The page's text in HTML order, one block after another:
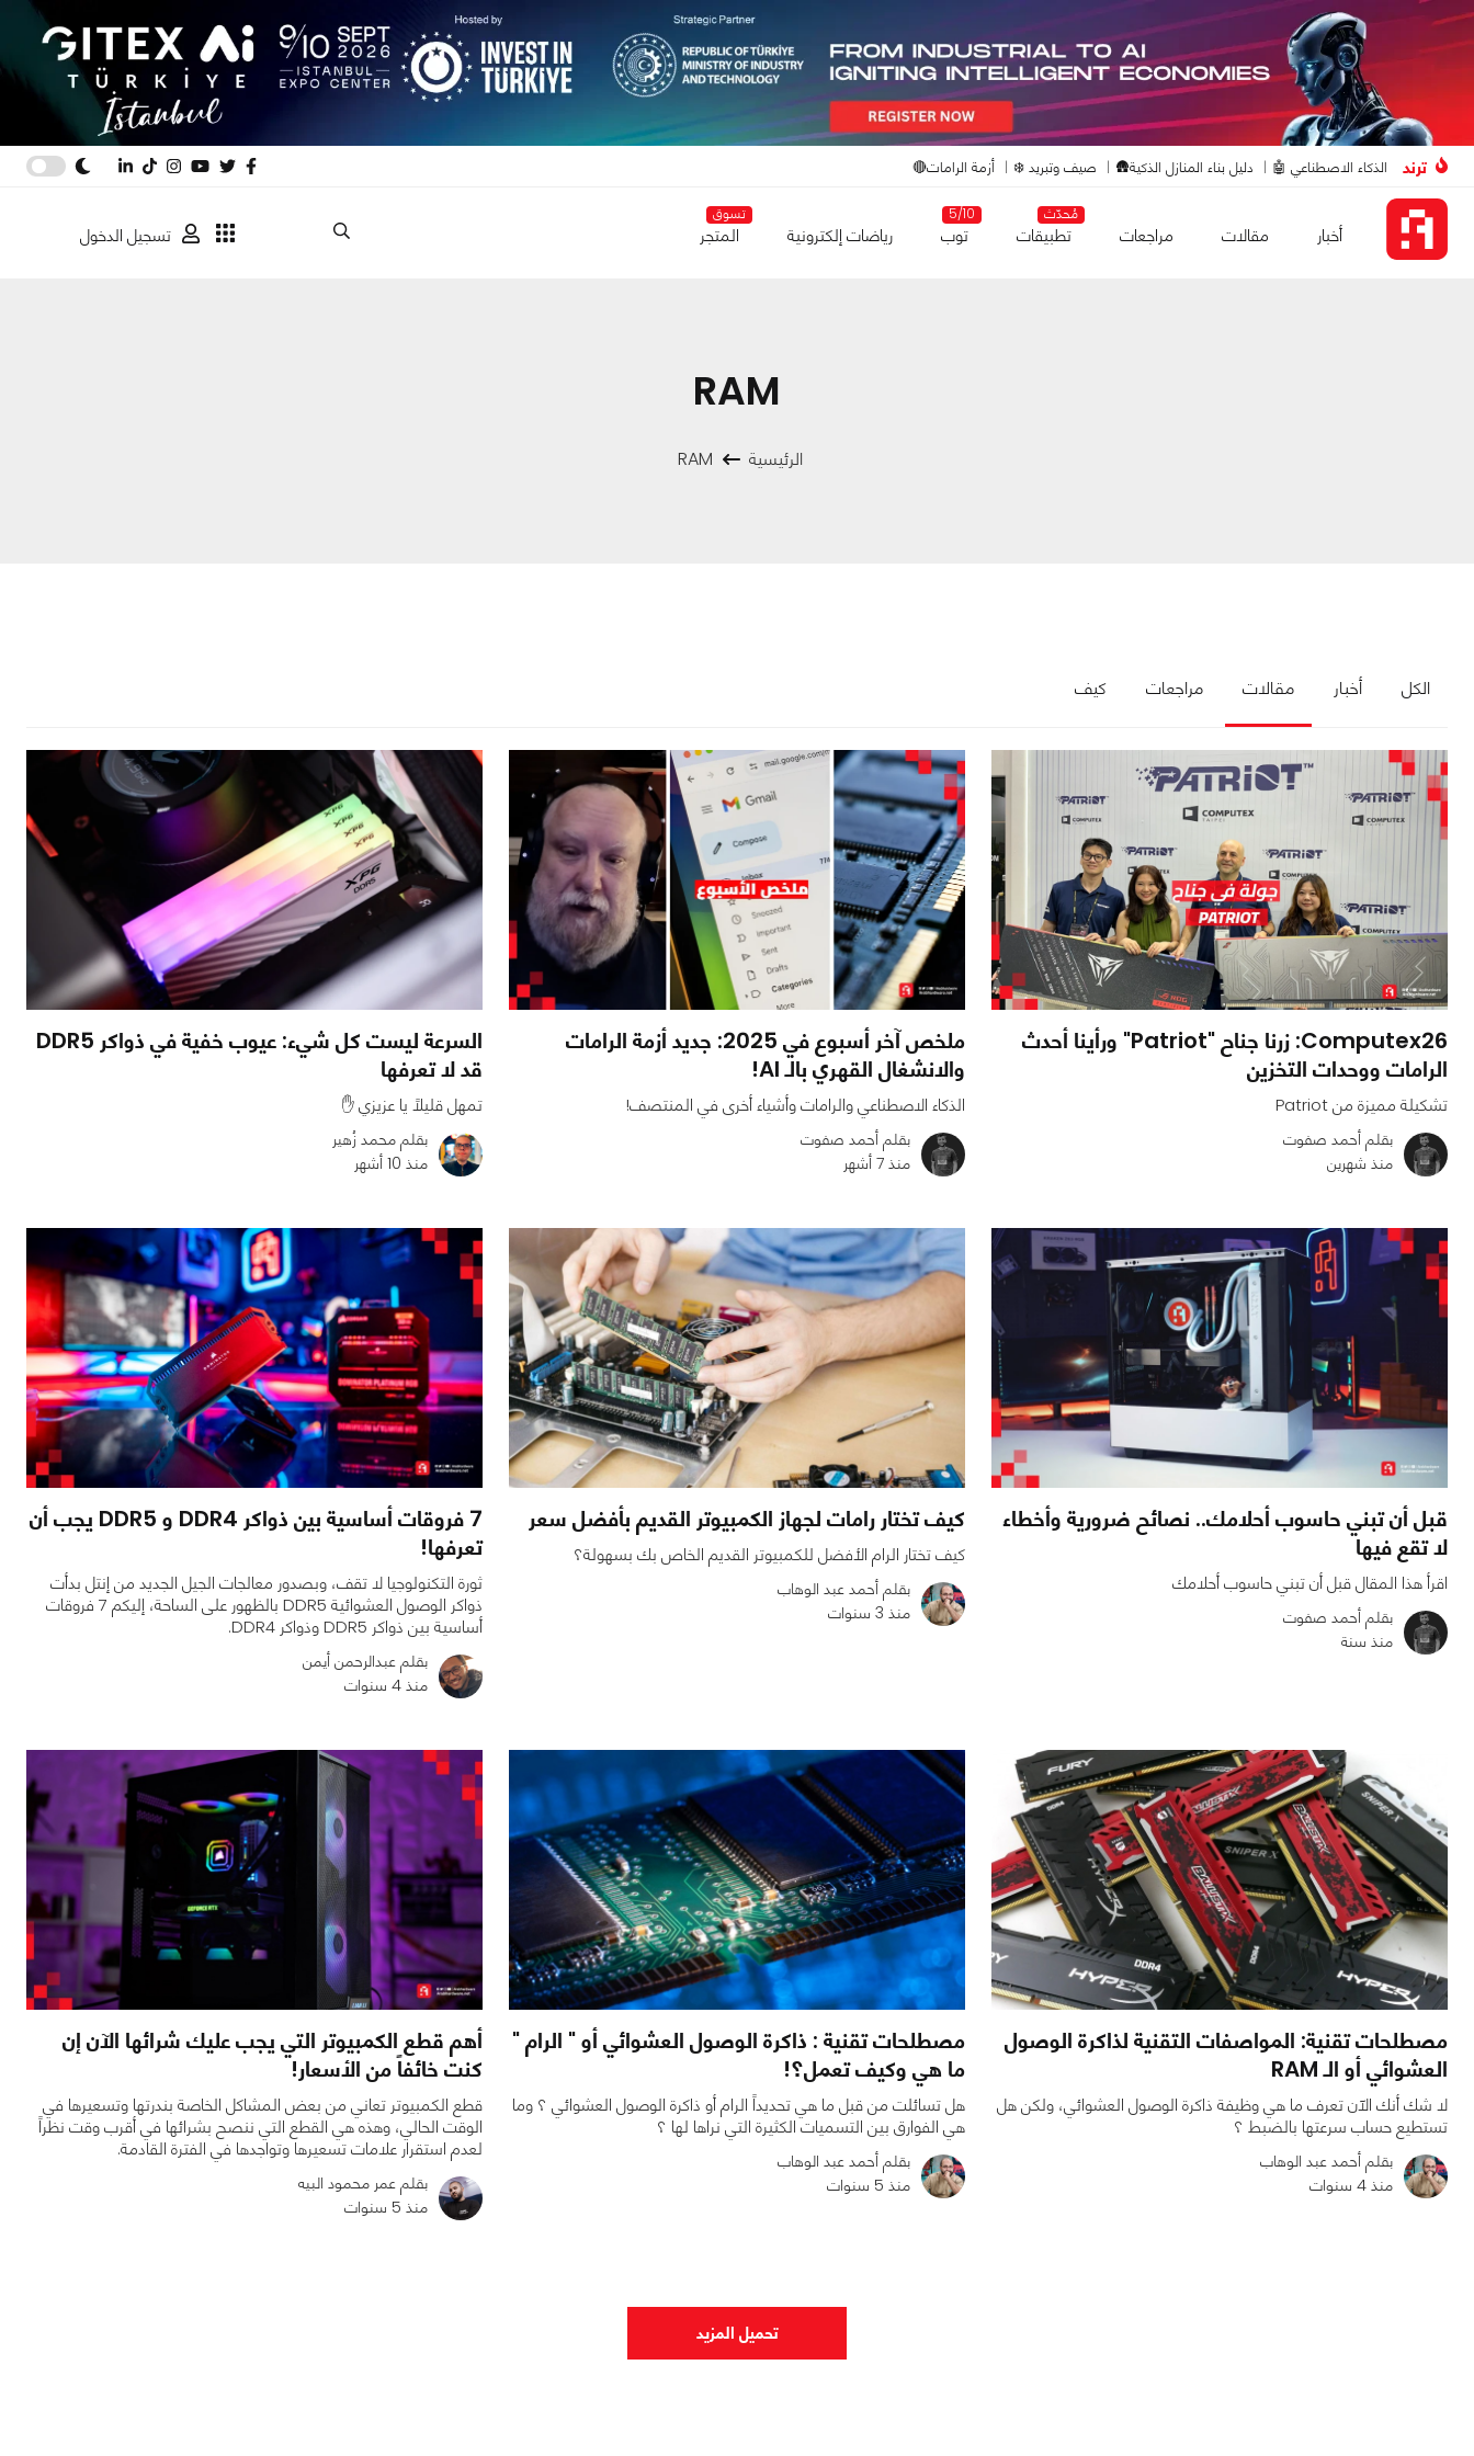
ترند الذكاء الاصطناعي 🤖 دليل بناء المنازل الذكية🛖 صيف وتبريد ❄️ أزمة الرامات🔴
أخبار مقالات مراجعات
مُحدّث
تطبيقات
5/10
توب رياضات إلكترونية
تسوق
المتجر تسجيل الدخول
RAM
الرئيسية RAM
الكل أخبار مقالات مراجعات كيف
0
Computex26: زرنا جناح "Patriot" ورأينا أحدث
الرامات ووحدات التخزين
تشكيلة مميزة من Patriot
بقلم أحمد صفوت
منذ شهرين
2834
0
ملخص آخر أسبوع في 2025: جديد أزمة الرامات
والانشغال القهري بالـ AI!
الذكاء الاصطناعي والرامات وأشياء أخرى في المنتصف!
بقلم أحمد صفوت
منذ 7 أشهر
2686
0
السرعة ليست كل شيء: عيوب خفية في ذواكر DDR5
قد لا تعرفها
تمهل قليلًا يا عزيزي ✋️
بقلم محمد زُهير
منذ 10 أشهر
قبل أن تبني حاسوب أحلامك.. نصائح ضرورية وأخطاء
لا تقع فيها
اقرأ هذا المقال قبل أن تبني حاسوب أحلامك
بقلم أحمد صفوت
منذ سنة
كيف تختار رامات لجهاز الكمبيوتر القديم بأفضل سعر
كيف تختار الرام الأفضل للكمبيوتر القديم الخاص بك بسهولة؟
بقلم أحمد عبد الوهاب
منذ 3 سنوات
7 فروقات أساسية بين ذواكر DDR4 و DDR5 يجب أن
تعرفها!
ثورة التكنولوجيا لا تقف، وبصدور معالجات الجيل الجديد من إنتل بدأت
ذواكر الوصول العشوائية DDR5 بالظهور على الساحة، إليكم 7 فروقات
أساسية بين ذواكر DDR5 وذواكر DDR4.
بقلم عبدالرحمن أيمن
منذ 4 سنوات
مصطلحات تقنية: المواصفات التقنية لذاكرة الوصول
العشوائي أو الـ RAM
لا شك أنك الآن تعرف ما هي وظيفة ذاكرة الوصول العشوائي، ولكن هل
تستطيع حساب سرعتها بالضبط ؟
بقلم أحمد عبد الوهاب
منذ 4 سنوات
مصطلحات تقنية : ذاكرة الوصول العشوائي أو " الرام "
ما هي وكيف تعمل؟!
هل تسائلت من قبل ما هي تحديداً الرام أو ذاكرة الوصول العشوائي ؟ وما
هي الفوارق بين التسميات الكثيرة التي نراها لها ؟
بقلم أحمد عبد الوهاب
منذ 5 سنوات
أهم قطع الكمبيوتر التي يجب عليك شرائها الآن إن
كنت خائفاً من الأسعار!
قطع الكمبيوتر تعاني من بعض المشاكل الخاصة بندرتها وتسعيرها في
الوقت الحالي، وهذه هي القطع التي ننصح بشرائها في أقرب وقت نظراً
لعدم استقرار علامات تسعيرها وتواجدها في الفترة القادمة.
بقلم عمر محمود البيه
منذ 5 سنوات
تحميل المزيد